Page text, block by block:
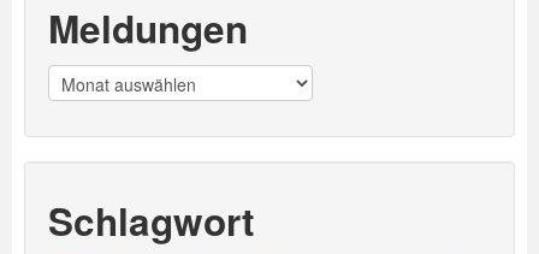
Meldungen
Meldungen
Schlagwort